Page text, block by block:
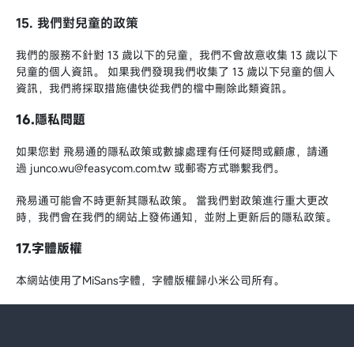
15. 我們對兒童的政策
我們的服務不針對 13 歲以下的兒童，我們不會故意收集 13 歲以下
兒童的個人資訊。 如果我們發現我們收集了 13 歲以下兒童的個人
資訊，我們將採取措施儘快從我們的檔中刪除此類資訊。
16.隱私問題
如果您對 飛易通的隱私政策或數據處理有任何疑問或顧慮，請通
過 junco.wu@feasycom.com.tw 或郵寄方式聯繫我們。
飛易通可能會不時更新其隱私政策。 當我們對政策進行重大更改
時，我們會在我們的網站上發佈通知，並附上更新后的隱私政策。
17.字體版權
本網站使用了MiSans字體，字體版權歸小米公司所有。